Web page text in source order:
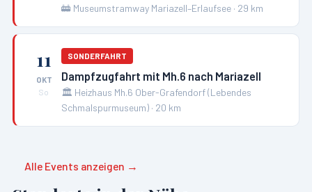
🚋 Museumstramway Mariazell–Erlaufsee · 29 km
11
OKT
So
SONDERFAHRT
Dampfzugfahrt mit Mh.6 nach Mariazell
🏛️ Heizhaus Mh.6 Ober-Grafendorf (Lebendes
Schmalspurmuseum) · 20 km
Alle Events anzeigen →